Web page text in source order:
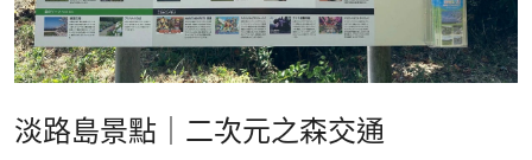
淡路島景點｜二次元之森交通